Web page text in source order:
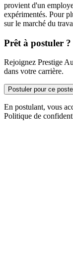
provient d'un
expérimentés. Pour
sur le marché du
Prêt à postuler ?
Rejoignez Prestige
dans votre carrière.
Postuler pour ce poste
En postulant, vous
Politique de